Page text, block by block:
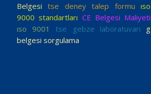
Belgesi
tse deney talep formu
ıso
9000 standartları CE Belgesi Maliyeti
ıso 9001
tse gebze laboratuvarı
g
belgesi sorgulama